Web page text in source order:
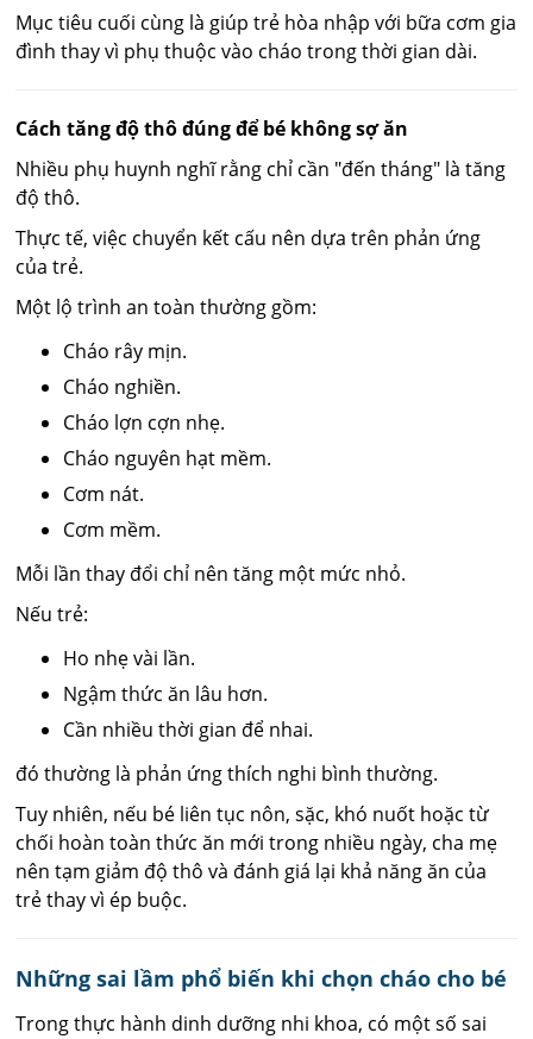
Mục tiêu cuối cùng là giúp trẻ hòa nhập với bữa cơm gia
đình thay vì phụ thuộc vào cháo trong thời gian dài.
Cách tăng độ thô đúng để bé không sợ ăn
Nhiều phụ huynh nghĩ rằng chỉ cần "đến tháng" là tăng
độ thô.
Thực tế, việc chuyển kết cấu nên dựa trên phản ứng
của trẻ.
Một lộ trình an toàn thường gồm:
Cháo rây mịn.
Cháo nghiền.
Cháo lợn cợn nhẹ.
Cháo nguyên hạt mềm.
Cơm nát.
Cơm mềm.
Mỗi lần thay đổi chỉ nên tăng một mức nhỏ.
Nếu trẻ:
Ho nhẹ vài lần.
Ngậm thức ăn lâu hơn.
Cần nhiều thời gian để nhai.
đó thường là phản ứng thích nghi bình thường.
Tuy nhiên, nếu bé liên tục nôn, sặc, khó nuốt hoặc từ
chối hoàn toàn thức ăn mới trong nhiều ngày, cha mẹ
nên tạm giảm độ thô và đánh giá lại khả năng ăn của
trẻ thay vì ép buộc.
Những sai lầm phổ biến khi chọn cháo cho bé
Trong thực hành dinh dưỡng nhi khoa, có một số sai